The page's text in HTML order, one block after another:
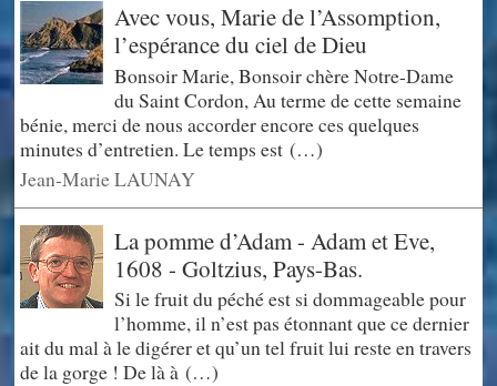
Avec vous, Marie de l’Assomption,
l’espérance du ciel de Dieu
Bonsoir Marie, Bonsoir chère Notre-Dame
du Saint Cordon, Au terme de cette semaine
bénie, merci de nous accorder encore ces quelques
minutes d’entretien. Le temps est (…)
Jean-Marie LAUNAY
La pomme d’Adam - Adam et Eve,
1608 - Goltzius, Pays-Bas.
Si le fruit du péché est si dommageable pour
l’homme, il n’est pas étonnant que ce dernier
ait du mal à le digérer et qu’un tel fruit lui reste en travers
de la gorge ! De là à (…)